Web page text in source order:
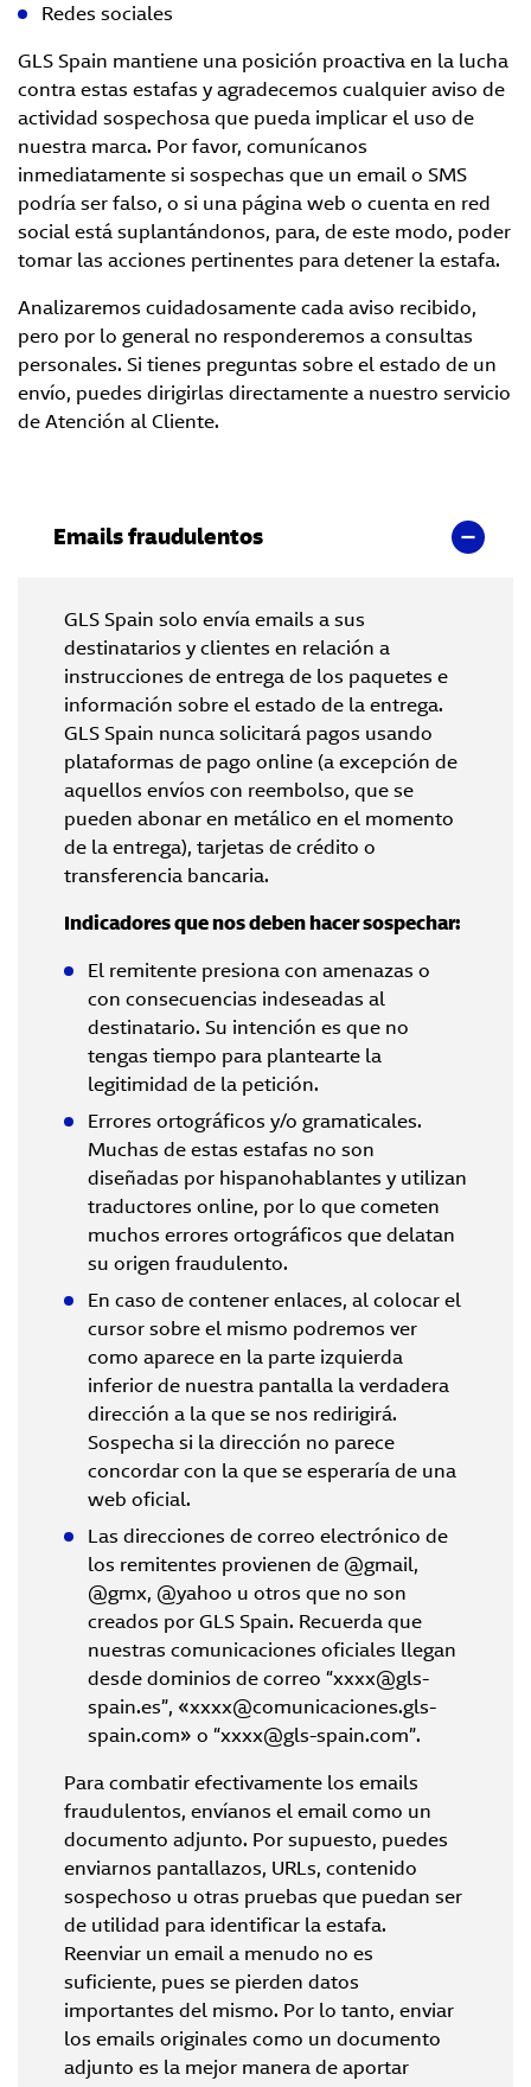
Redes sociales
GLS Spain mantiene una posición proactiva en la lucha
contra estas estafas y agradecemos cualquier aviso de
actividad sospechosa que pueda implicar el uso de
nuestra marca. Por favor, comunícanos
inmediatamente si sospechas que un email o SMS
podría ser falso, o si una página web o cuenta en red
social está suplantándonos, para, de este modo, poder
tomar las acciones pertinentes para detener la estafa.
Analizaremos cuidadosamente cada aviso recibido,
pero por lo general no responderemos a consultas
personales. Si tienes preguntas sobre el estado de un
envío, puedes dirigirlas directamente a nuestro servicio
de Atención al Cliente.
Emails fraudulentos
GLS Spain solo envía emails a sus
destinatarios y clientes en relación a
instrucciones de entrega de los paquetes e
información sobre el estado de la entrega.
GLS Spain nunca solicitará pagos usando
plataformas de pago online (a excepción de
aquellos envíos con reembolso, que se
pueden abonar en metálico en el momento
de la entrega), tarjetas de crédito o
transferencia bancaria.
Indicadores que nos deben hacer sospechar:
El remitente presiona con amenazas o
con consecuencias indeseadas al
destinatario. Su intención es que no
tengas tiempo para plantearte la
legitimidad de la petición.
Errores ortográficos y/o gramaticales.
Muchas de estas estafas no son
diseñadas por hispanohablantes y utilizan
traductores online, por lo que cometen
muchos errores ortográficos que delatan
su origen fraudulento.
En caso de contener enlaces, al colocar el
cursor sobre el mismo podremos ver
como aparece en la parte izquierda
inferior de nuestra pantalla la verdadera
dirección a la que se nos redirigirá.
Sospecha si la dirección no parece
concordar con la que se esperaría de una
web oficial.
Las direcciones de correo electrónico de
los remitentes provienen de @gmail,
@gmx, @yahoo u otros que no son
creados por GLS Spain. Recuerda que
nuestras comunicaciones oficiales llegan
desde dominios de correo “xxxx@gls-
spain.es”, «xxxx@comunicaciones.gls-
spain.com» o “xxxx@gls-spain.com”.
Para combatir efectivamente los emails
fraudulentos, envíanos el email como un
documento adjunto. Por supuesto, puedes
enviarnos pantallazos, URLs, contenido
sospechoso u otras pruebas que puedan ser
de utilidad para identificar la estafa.
Reenviar un email a menudo no es
suficiente, pues se pierden datos
importantes del mismo. Por lo tanto, enviar
los emails originales como un documento
adjunto es la mejor manera de aportar